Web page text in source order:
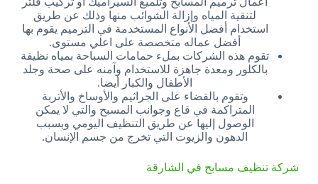
لتنقية المياه وإزالة الشوائب منها وذلك عن طريق
استخدام أفضل الأنواع المستخدمة في الترميم يقوم بها
أفضل عماله متخصصة على اعلي مستوى.
تقوم هذه الشركات بملء حمامات السباحة بمياه نظيفة
بالكلور ومعدة جاهزة للاستخدام وآمنه على صحة وجلد
الأطفال والكبار أيضا.
وتقوم بالقضاء على الجراثيم والأوساخ والأتربة
المتراكمة في قاع وجوانب المسبح والتي لا يمكن
الوصول إليها عن طريق التنظيف اليومي وبسبب
الدهون والزيوت التي تخرج من جسم الإنسان.
شركة تنظيف مسابح في الشارقة